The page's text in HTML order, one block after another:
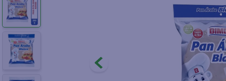
6.
7.
8.
9